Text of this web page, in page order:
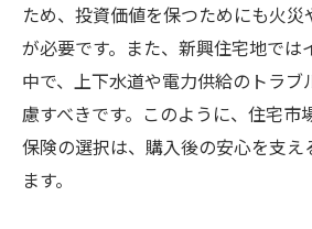
ため、投資価値を保つためにも火
が必要です。また、新興住宅地では
中で、上下水道や電力供給のトラ
慮すべきです。このように、住宅市
保険の選択は、購入後の安心を支え
ます。